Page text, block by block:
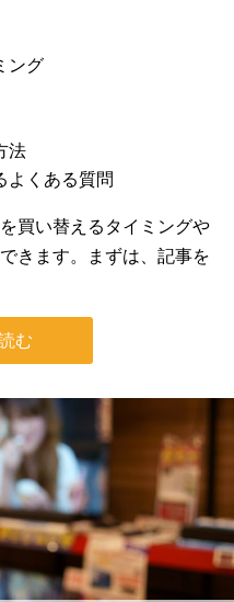
ング
法
よくある質問
買い替えるタイミングや
きます。まずは、記事を
む